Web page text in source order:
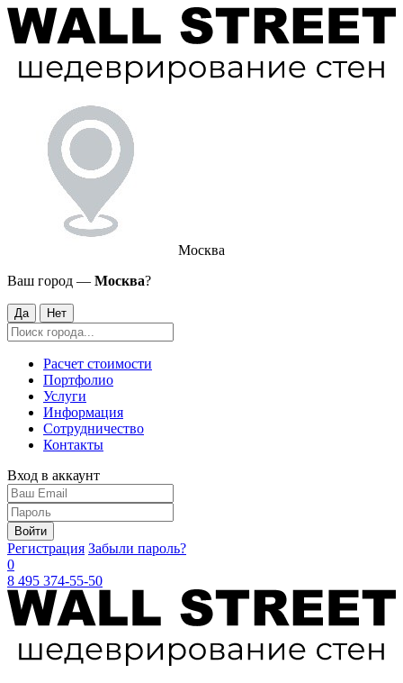
Москва
Ваш город — Москва?
Да Нет
Расчет стоимости
Портфолио
Услуги
Информация
Сотрудничество
Контакты
Вход в аккаунт
Войти
Регистрация Забыли пароль?
0
8 495 374-55-50